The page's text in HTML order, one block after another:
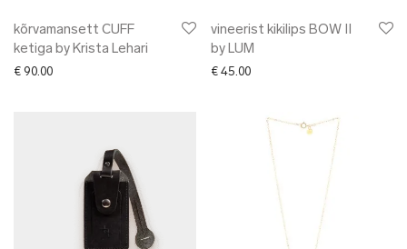
kõrvamansett CUFF
ketiga by Krista Lehari
€ 90.00
vineerist kikilips BOW II
by LUM
€ 45.00